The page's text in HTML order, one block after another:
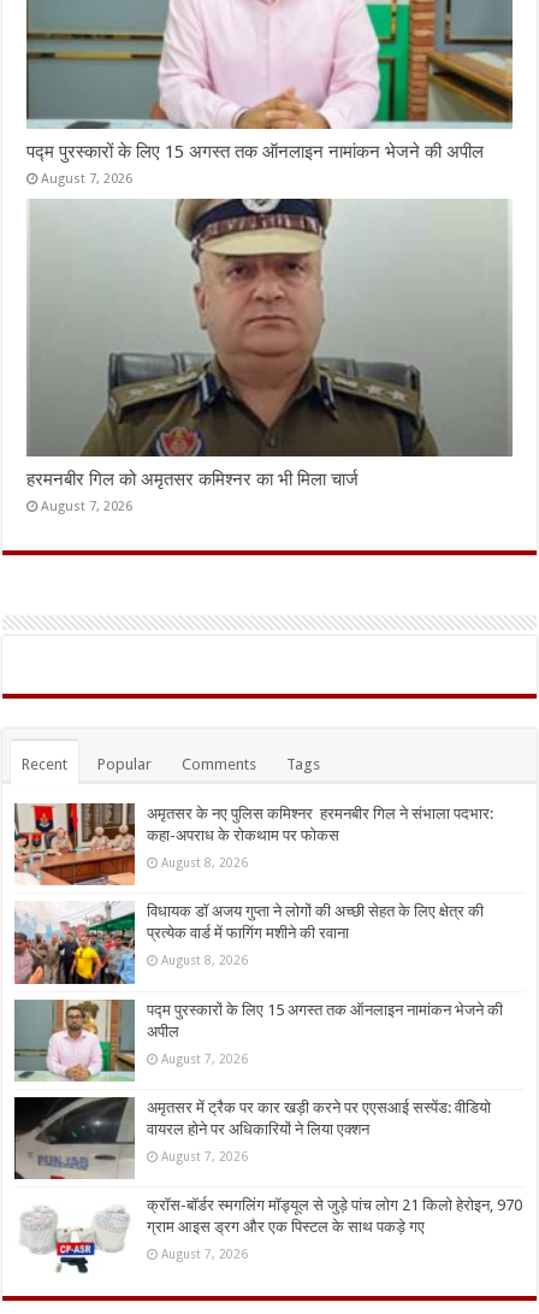
पद्म पुरस्कारों के लिए 15 अगस्त तक ऑनलाइन नामांकन भेजने की अपील
August 7, 2026
हरमनबीर गिल को अमृतसर कमिश्नर का भी मिला चार्ज
August 7, 2026
Recent Popular Comments Tags
अमृतसर के नए पुलिस कमिश्नर हरमनबीर गिल ने संभाला पदभार:
कहा-अपराध के रोकथाम पर फोकस
August 8, 2026
विधायक डॉ अजय गुप्ता ने लोगों की अच्छी सेहत के लिए क्षेत्र की
प्रत्येक वार्ड में फागिंग मशीने की रवाना
August 8, 2026
पद्म पुरस्कारों के लिए 15 अगस्त तक ऑनलाइन नामांकन भेजने की
अपील
August 7, 2026
अमृतसर में ट्रैक पर कार खड़ी करने पर एएसआई सस्पेंड: वीडियो
वायरल होने पर अधिकारियों ने लिया एक्शन
August 7, 2026
क्रॉस-बॉर्डर स्मगलिंग मॉड्यूल से जुड़े पांच लोग 21 किलो हेरोइन, 970
ग्राम आइस ड्रग और एक पिस्टल के साथ पकड़े गए
August 7, 2026